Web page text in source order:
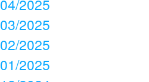
04/2025
03/2025
02/2025
01/2025